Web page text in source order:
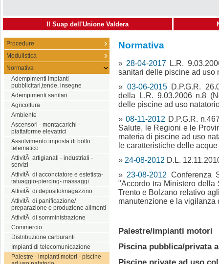
Il Suap dell'Unione Valdera
Procedure
Modulistica
Normativa
Adempimenti impianti
pubblicitari,tende, insegne
Adempimenti sanitari
Agricoltura
Ambiente
Ascensori - montacarichi -
piattaforme elevatrici
Assolvimento imposta di bollo
telematico
AttivitÃ artigianali - industriali -
servizi
AttivitÃ di acconciatore e estetista-
tatuaggio-piercing- massaggi
AttivitÃ di deposito/magazzino
AttivitÃ di panificazione/
preparazione e produzione alimenti
AttivitÃ di somministrazione
Commercio
Distribuzione carburanti
Impianti di telecomunicazione
Palestre - impianti motori - piscine
Normativa
» 28-04-2017 L.R.
sanitari delle piscine ad uso
» 03-06-2015
D.P.G.R.
della L.R. 9.03.2006 n.8
delle piscine ad uso
» 08-11-2012 D.P.G.R.
Salute, le Regioni e le
materia di piscine ad uso
le caratteristiche delle acque
» 24-08-2012 D.L.
» 23-08-2012 Conferenza
"Accordo tra Ministero
Trento e Bolzano relativo
manutenzione e la vigilanza
Palestre/impianti motori
Piscina pubblica/privata